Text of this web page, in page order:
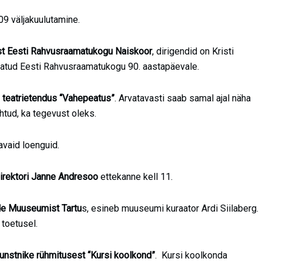
väljakuulutamine.
Eesti Rahvusraamatukogu Naiskoor, dirigendid on Kristi
Eesti Rahvusraamatukogu 90. aastapäevale.
teatrietendus “Vahepeatus”. Arvatavasti saab samal ajal näha
ka tegevust oleks.
loenguid.
Janne Andresoo ettekanne kell 11.
Muuseumist Tartus, esineb muuseumi kuraator Ardi Siilaberg.
rühmitusest “Kursi koolkond”. Kursi koolkonda